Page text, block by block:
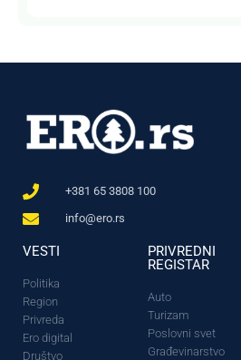
+381 65 3808 100
info@ero.rs
VESTI
Politika
Region
Privreda
Ero digital
Društvo
PRIVREDNI
REGISTAR
Auto
Turizam
Poslovni svet
Građevinarstvo